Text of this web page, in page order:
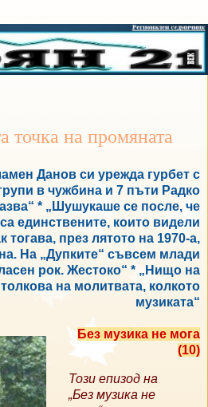
точка на промяната
Данов си урежда гурбет с
в чужбина и 7 пъти Радко
* „Шушукаше се после, че
единствените, които видели
тогава, през лятото на 1970-а,
На „Дупките“ съвсем млади
рок. Жестоко“ * „Нищо на
на молитвата, колкото
музиката“
Без музика не мога
(10)
Този епизод на
„Без музика не